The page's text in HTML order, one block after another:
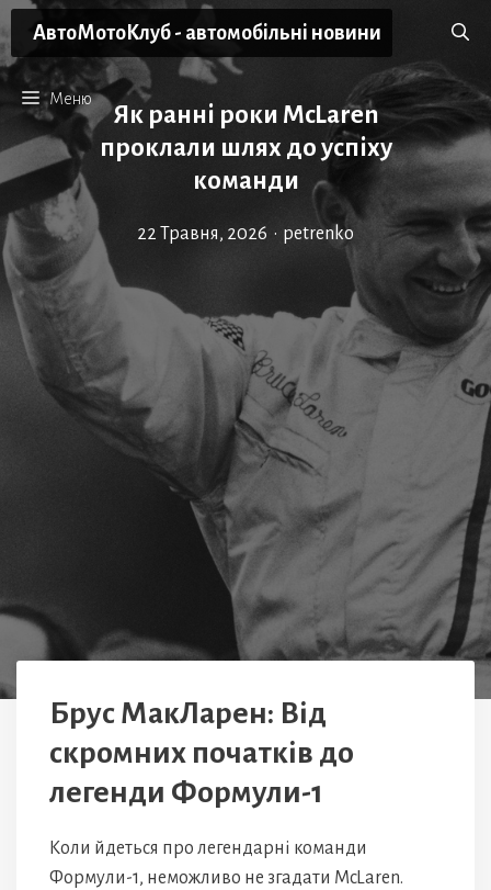
Перейти
до
вмісту
АвтоМотоКлуб - автомобільні новини
Меню
Як ранні роки McLaren
проклали шлях до успіху
команди
22 Травня, 2026 • petrenko
Брус МакЛарен: Від
скромних початків до
легенди Формули-1
Коли йдеться про легендарні команди
Формули-1, неможливо не згадати McLaren.